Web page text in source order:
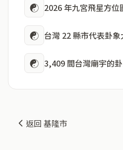
☯ 2026 年九宮飛星方位
☯ 台灣 22 縣市代表卦象
☯ 3,409 間台灣廟宇的
返回 基隆市